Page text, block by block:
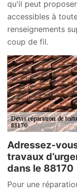
qu'il peut
accessibles à
renseignements
coup de fil.
Adressez-
travaux
dans le 88170
Pour une